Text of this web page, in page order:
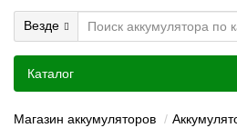
Везде
Каталог
Магазин аккумуляторов